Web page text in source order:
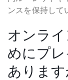
ンスを保持して
オンラ
めにプ
あります